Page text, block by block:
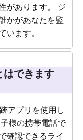
があります。 ジ
かがあなたを監
ます。
できます
アプリを使用し
様の携帯電話で
確認できるライ